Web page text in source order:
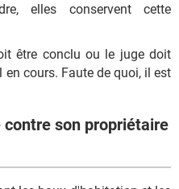
elles conservent cette
être conclu ou le juge doit
cours. Faute de quoi, il est
son propriétaire